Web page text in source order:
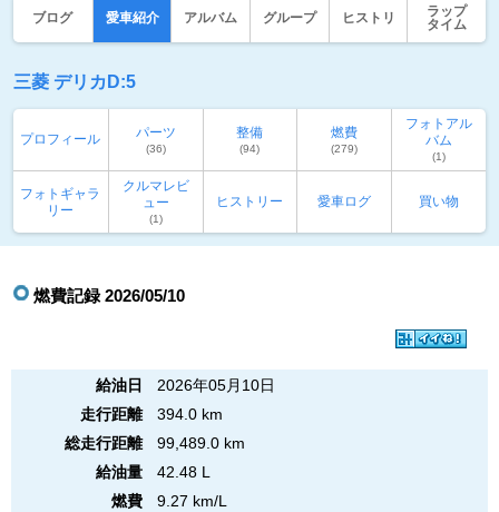
ブログ 愛車紹介 アルバム グループ ヒストリ
ラップ
タイム
三菱 デリカD:5
プロフィール パーツ
(36)
整備
(94)
燃費
(279)
フォトアル
バム
(1)
フォトギャラ
リー
クルマレビ
ュー
(1)
ヒストリー 愛車ログ 買い物
燃費記録 2026/05/10
給油日
2026年05月10日
走行距離
394.0 km
総走行距離
99,489.0 km
給油量
42.48 L
燃費
9.27 km/L